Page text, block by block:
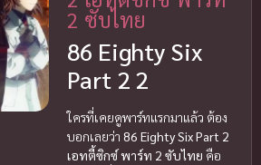
2 ซับไทย
86 Eighty Six
Part 2 2
ใครที่เคยดูพาร์ทแรกมาแล้ว ต้อง
บอกเลยว่า 86 Eighty Six Part 2
เอทตี้ซิกซ์ พาร์ท 2 ซับไทย คือ